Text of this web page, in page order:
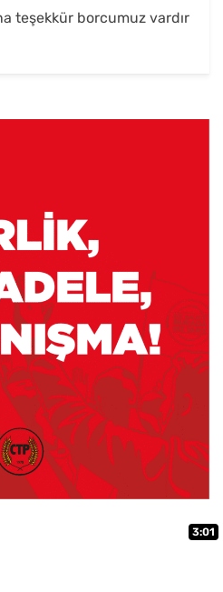
3:01
teşekkür borcumuz vardır